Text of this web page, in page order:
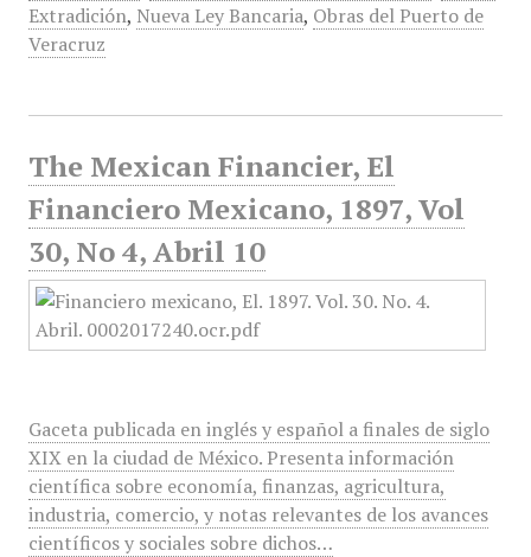
Extradición, Nueva Ley Bancaria, Obras del Puerto de
Veracruz
The Mexican Financier, El
Financiero Mexicano, 1897, Vol
30, No 4, Abril 10
Gaceta publicada en inglés y español a finales de siglo
XIX en la ciudad de México. Presenta información
científica sobre economía, finanzas, agricultura,
industria, comercio, y notas relevantes de los avances
científicos y sociales sobre dichos…